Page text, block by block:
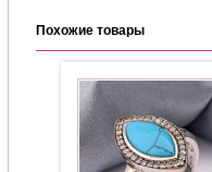
Похожие товары